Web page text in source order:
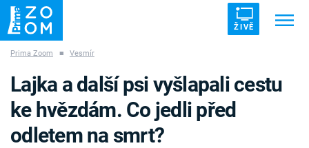
ŽIVĚ
ZÁHADY VETŘELCI DÁVNOVĚKU
Prima Zoom ■ Vesmír
Lajka a další psi vyšlapali cestu
ke hvězdám. Co jedli před
odletem na smrt?